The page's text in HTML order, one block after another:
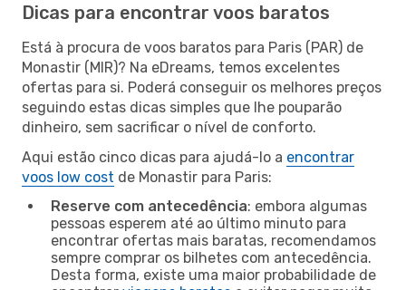
Dicas para encontrar voos baratos
Está à procura de voos baratos para Paris (PAR) de
Monastir (MIR)? Na eDreams, temos excelentes
ofertas para si. Poderá conseguir os melhores preços
seguindo estas dicas simples que lhe pouparão
dinheiro, sem sacrificar o nível de conforto.
Aqui estão cinco dicas para ajudá-lo a encontrar
voos low cost de Monastir para Paris:
Reserve com antecedência: embora algumas
pessoas esperem até ao último minuto para
encontrar ofertas mais baratas, recomendamos
sempre comprar os bilhetes com antecedência.
Desta forma, existe uma maior probabilidade de